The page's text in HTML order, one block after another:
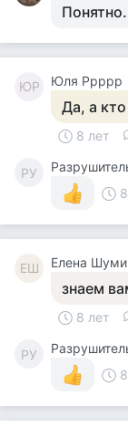
Понятно.
ЮР Юля Ррррр
Да, а
8 лет
РУ
ЕШ Елена
знаем
8 лет
РУ